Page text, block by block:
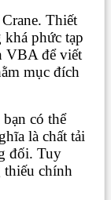
Thiết
phức tạp
VBA để viết
mục đích
có thể
là chất tải
đối. Tuy
chính